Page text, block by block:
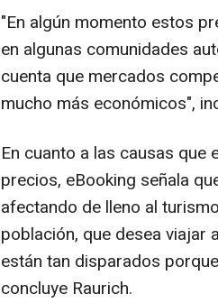
"En algún momento estos
en algunas comunidades
cuenta que mercados
mucho más económicos",
En cuanto a las causas
precios, eBooking señala
afectando de lleno al
población, que desea
están tan disparados
concluye Raurich.